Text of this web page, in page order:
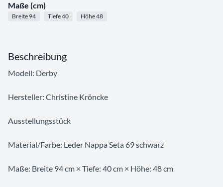
Maße (cm)
Breite 94 Tiefe 40 Höhe 48
Beschreibung
Modell: Derby
Hersteller: Christine Kröncke
Ausstellungsstück
Material/Farbe: Leder Nappa Seta 69 schwarz
Maße: Breite 94 cm × Tiefe: 40 cm × Höhe: 48 cm